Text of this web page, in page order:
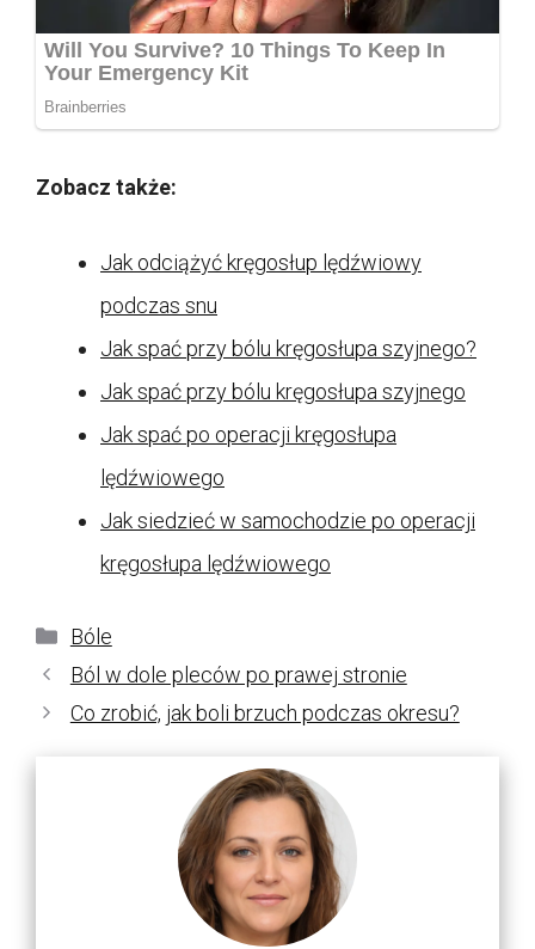
Zobacz także:
Jak odciążyć kręgosłup lędźwiowy
podczas snu
Jak spać przy bólu kręgosłupa szyjnego?
Jak spać przy bólu kręgosłupa szyjnego
Jak spać po operacji kręgosłupa
lędźwiowego
Jak siedzieć w samochodzie po operacji
kręgosłupa lędźwiowego
Kategorie
Bóle
Ból w dole pleców po prawej stronie
Co zrobić, jak boli brzuch podczas okresu?